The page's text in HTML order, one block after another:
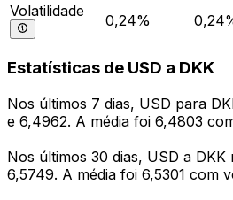
Volatilidade
0,24%
Estatísticas de USD a DKK
Nos últimos 7 dias, USD para
e 6,4962. A média foi 6,4803
Nos últimos 30 dias, USD a
6,5749. A média foi 6,5301 com